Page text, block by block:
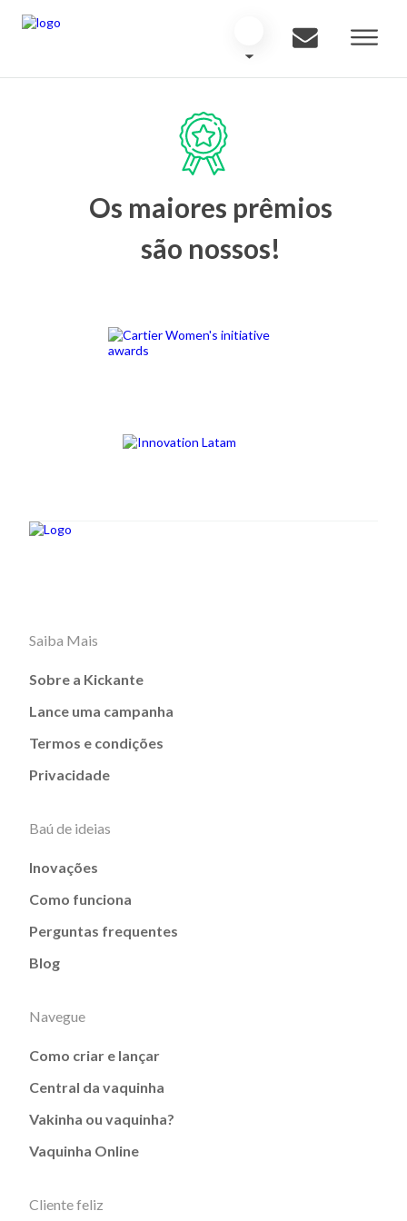
Os maiores prêmios
são nossos!
Saiba Mais
Sobre a Kickante
Lance uma campanha
Termos e condições
Privacidade
Baú de ideias
Inovações
Como funciona
Perguntas frequentes
Blog
Navegue
Como criar e lançar
Central da vaquinha
Vakinha ou vaquinha?
Vaquinha Online
Cliente feliz